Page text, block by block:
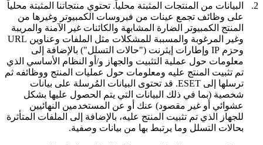
2. البيانات من المنتجات المثبتة محلياً. تحتوي منتجاتنا المثبتة محلياً
على وظائف تجمع عينات من فيروسات الكمبيوتر وغيرها من
المنتج الكمبيوتر الضارة المشابهة والكائنات غير الآمنة والمريبة
وغير المرغوبة والمسببة للمشكلات مثل الملفات وعناوين URL
وحزم IP وإطارات إيثرنت ("
حالات التسلل") بالإضافة إلى
معلومات حول عملية التثبيت والجهاز و/أو النظام الأساسي الذي
تم تثبيت المنتج عليه ومعلومات حول عمليات المنتج ووظائفه ثم
ترسلها إلى ESET. قد تحتوى البيانات المُرسلة على بيانات
شخصية (بما في ذلك البيانات التي يتم الحصول عليها بشكل
عشوائي أو غير مقصود) عنك أو عن المستخدمين النهائيين
للجهاز الذي تم تثبيت المنتج عليه، بالإضافة إلى الملفات المتأثرة
بحالات التسلل وما يرتبط بها من بيانات وصفية.